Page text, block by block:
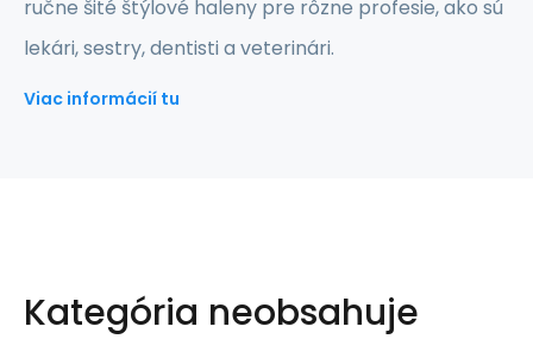
ručne šité štýlové haleny pre rôzne profesie, ako sú
lekári, sestry, dentisti a veterinári.
Viac informácií tu
Kategória neobsahuje